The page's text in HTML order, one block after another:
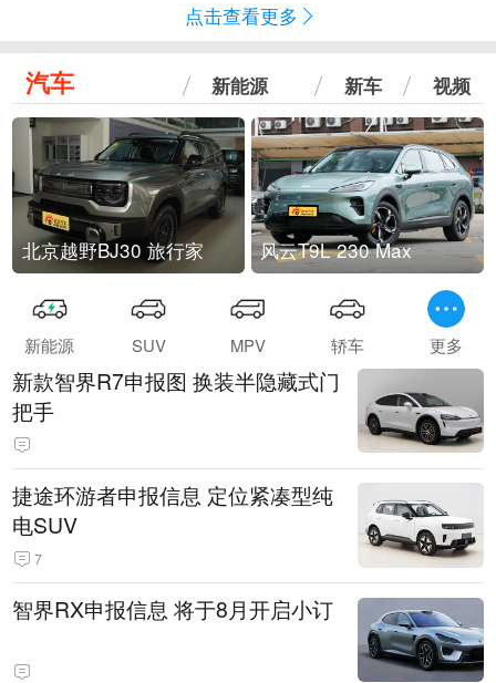
点击查看更多
汽车 新能源 新车 视频
北京越野BJ30 旅行家 风云T9L 230 Max
新能源 SUV MPV 轿车 更多
新款智界R7申报图 换装半隐藏式门
把手
捷途环游者申报信息 定位紧凑型纯
电SUV
7
智界RX申报信息 将于8月开启小订